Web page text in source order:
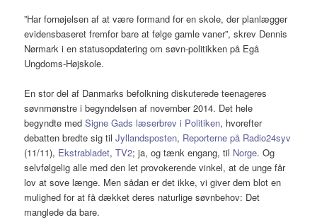
”Har fornøjelsen af at være formand for en skole, der planlægger
evidensbaseret fremfor bare at følge gamle vaner”, skrev Dennis
Nørmark i en statusopdatering om søvn-politikken på Egå
Ungdoms-Højskole.
En stor del af Danmarks befolkning diskuterede teenageres
søvnmønstre i begyndelsen af november 2014. Det hele
begyndte medSigne Gads læserbrev i Politiken, hvorefter
debatten bredte sig tilJyllandsposten, Reporterne på Radio24syv
(11/11), Ekstrabladet,TV2; ja, og tænk engang, til Norge. Og
selvfølgelig alle med den let provokerende vinkel, at de unge får
lov at sove længe. Men sådan er det ikke, vi giver dem blot en
mulighed for at få dækket deres naturlige søvnbehov: Det
manglede da bare.